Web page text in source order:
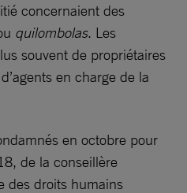
concernaient des
quilombolas. Les
souvent de propriétaires
en charge de la
en octobre pour
de la conseillère
des droits humains